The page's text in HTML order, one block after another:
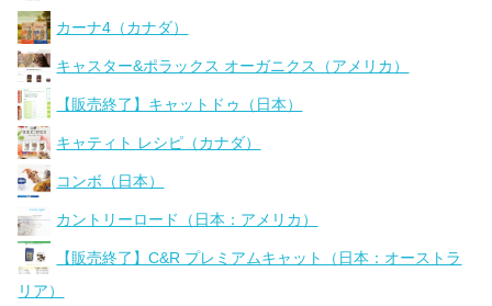
カーナ4（カナダ）
キャスター&ポラックス オーガニクス（アメリカ）
【販売終了】キャットドゥ（日本）
キャティト レシピ（カナダ）
コンボ（日本）
カントリーロード（日本：アメリカ）
【販売終了】C&R プレミアムキャット（日本：オーストラ
リア）